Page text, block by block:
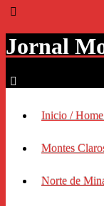
Jornal
Inicio / Home
Montes
Norte de